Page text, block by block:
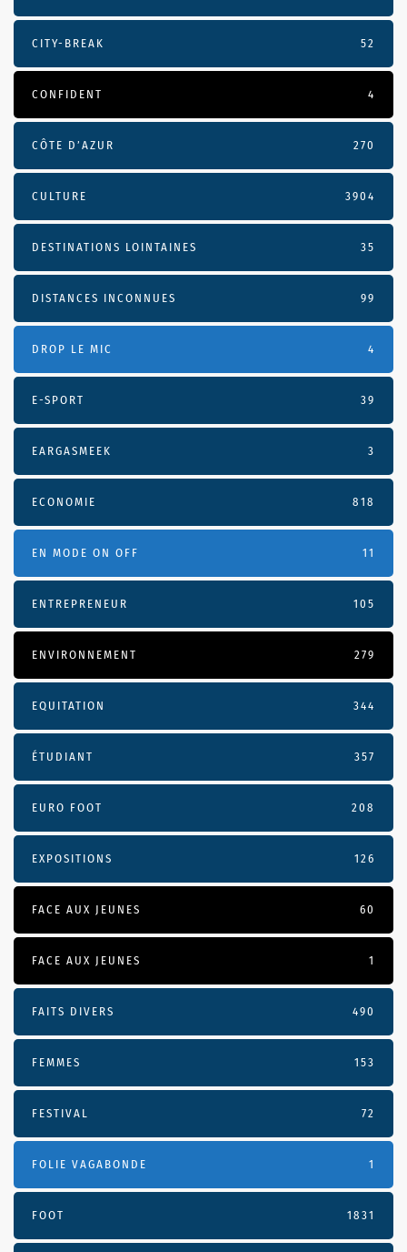
CITY-BREAK 52
CONFIDENT 4
CÔTE D’AZUR 270
CULTURE 3904
DESTINATIONS LOINTAINES 35
DISTANCES INCONNUES 99
DROP LE MIC 4
E-SPORT 39
EARGASMEEK 3
ECONOMIE 818
EN MODE ON OFF 11
ENTREPRENEUR 105
ENVIRONNEMENT 279
EQUITATION 344
ÉTUDIANT 357
EURO FOOT 208
EXPOSITIONS 126
FACE AUX JEUNES 60
FACE AUX JEUNES 1
FAITS DIVERS 490
FEMMES 153
FESTIVAL 72
FOLIE VAGABONDE 1
FOOT 1831